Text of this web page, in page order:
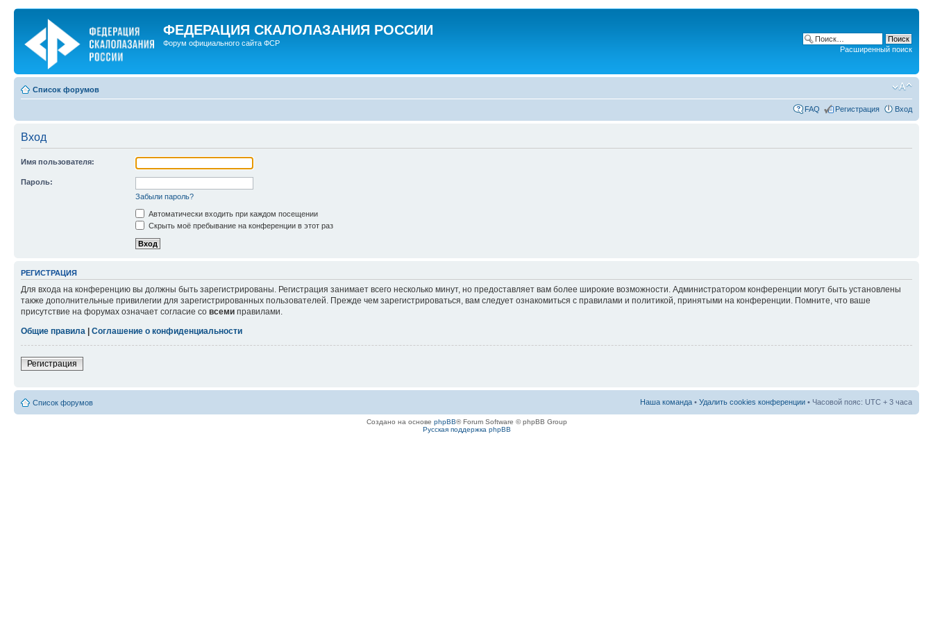
ФЕДЕРАЦИЯ СКАЛОЛАЗАНИЯ РОССИИ
Форум официального сайта ФСР
Расширенный поиск
Список форумов
FAQ Регистрация Вход
Вход
Имя пользователя:
Пароль:
Забыли пароль?
Автоматически входить при каждом посещении
Скрыть моё пребывание на конференции в этот раз
РЕГИСТРАЦИЯ
Для входа на конференцию вы должны быть зарегистрированы. Регистрация занимает всего несколько минут, но предоставляет вам более широкие возможности. Администратором конференции могут быть установлены
также дополнительные привилегии для зарегистрированных пользователей. Прежде чем зарегистрироваться, вам следует ознакомиться с правилами и политикой, принятыми на конференции. Помните, что ваше
присутствие на форумах означает согласие со всеми правилами.
Общие правила | Соглашение о конфиденциальности
Регистрация
Список форумов Наша команда • Удалить cookies конференции • Часовой пояс: UTC + 3 часа
Создано на основе phpBB® Forum Software © phpBB Group
Русская поддержка phpBB